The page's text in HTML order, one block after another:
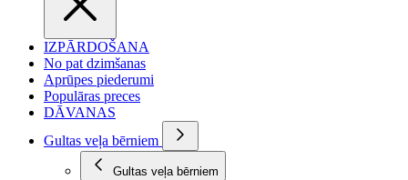
IZPĀRDOŠANA
No pat dzimšanas
Aprūpes piederumi
Populāras preces
DĀVANAS
Gultas veļa bērniem
Gultas veļa bērniem